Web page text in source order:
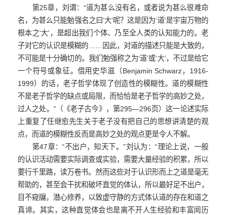
第25章，刘谓：“道为甚么没有名，或者说为甚么很难命
名，为甚么只能勉强名之曰‘大’呢？这是因为‘道’是宇宙万物的
根本之‘大’，是超出我们个体、乃至全人类的认知能力的。老
子对它的认识是模糊的……因此，对道的描述只能是大致的，
不可能是十分确切的。我们勉强称之为‘道’或‘大’，不过是给它
一个符号或象征。借用史华滋（Benjamin Schwarz，1916-
1999）的话，老子哲学体现了创造性的模糊性。道的模糊性
不是老子哲学的缺点或局限，而恰恰是老子哲学的高妙之处，
过人之处。”（《老子古今》，第295—296页）这一论述实际
上重复了任继愈先生关于老子没有把自己的思想讲清楚的观
点，而道的模糊性反而是高妙之处的观点更是令人不解。
第47章：“不出户，知天下。”刘认为：“理论上说，一般
的认识活动需要实际调查或实验，需要大量经验的积累，所以
要行千里路，读万卷书。然而这些对于认识形而上之道是毫无
帮助的，甚至会干扰和破坏直觉的体认，所以最好足不出户，
目不窥牖，潜心修养，以致虚守静的方式体认道的存在和道之
真谛。其实，这种直觉体会也是离不开人生经验和丰富阅历